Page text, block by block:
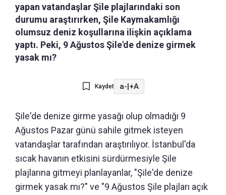
yapan vatandaşlar Şile plajlarındaki son
durumu araştırırken, Şile Kaymakamlığı
olumsuz deniz koşullarına ilişkin açıklama
yaptı. Peki, 9 Ağustos Şile'de denize girmek
yasak mı?
Kaydet a-|+A
Şile'de denize girme yasağı olup olmadığı 9
Ağustos Pazar günü sahile gitmek isteyen
vatandaşlar tarafından araştırılıyor. İstanbul'da
sıcak havanın etkisini sürdürmesiyle Şile
plajlarına gitmeyi planlayanlar, "Şile'de denize
girmek yasak mı?" ve "9 Ağustos Şile plajları açık